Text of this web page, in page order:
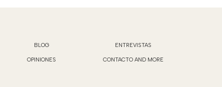
BLOG ENTREVISTAS
OPINIONES CONTACTO AND MORE